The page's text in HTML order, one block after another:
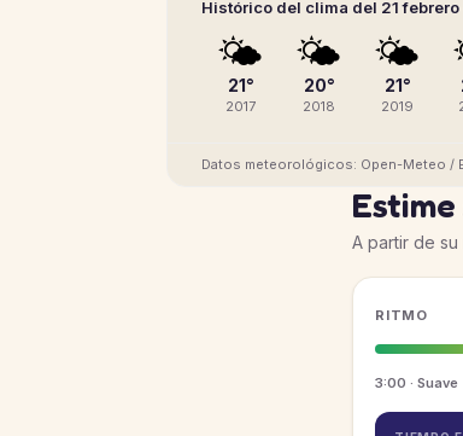
Histórico del clima del 21
🌤️
21°
2017
🌤️
20°
2018
🌤️
21°
2019
Datos meteorológicos: Open-Meteo /
A partir de
RITMO
3:00 · Suave